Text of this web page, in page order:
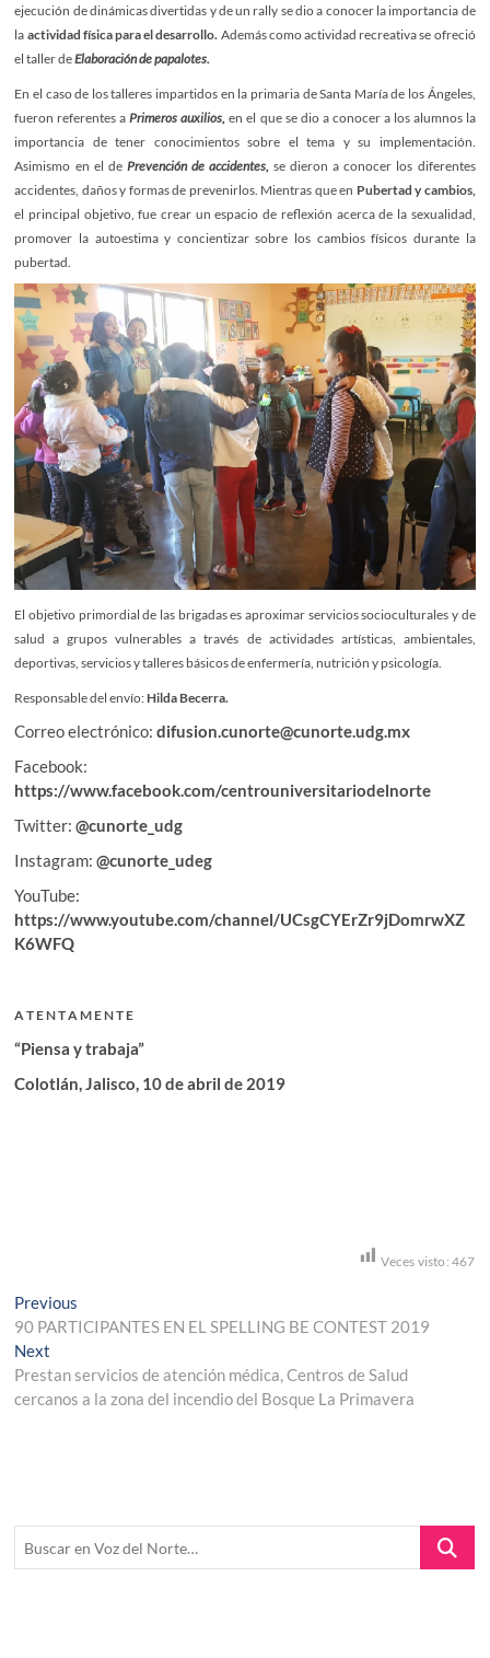
ejecución de dinámicas divertidas y de un rally se dio a conocer la importancia de
la actividad física para el desarrollo. Además como actividad recreativa se ofreció
el taller deElaboración de papalotes.
En el caso de los talleres impartidos en la primaria de Santa María de los Ángeles,
fueron referentes aPrimeros auxilios, en el que se dio a conocer a los alumnos la
importancia de tener conocimientos sobre el tema y su implementación.
Asimismo en el de Prevención de accidentes, se dieron a conocer los diferentes
accidentes, daños y formas de prevenirlos. Mientras que en Pubertad y cambios,
el principal objetivo, fue crear un espacio de reflexión acerca de la sexualidad,
promover la autoestima y concientizar sobre los cambios físicos durante la
pubertad.
El objetivo primordial de las brigadas es aproximar servicios socioculturales y de
salud a grupos vulnerables a través de actividades artísticas, ambientales,
deportivas, servicios y talleres básicos de enfermería, nutrición y psicología.
Responsable del envío: Hilda Becerra.
Correo electrónico:difusion.cunorte@cunorte.udg.mx
Facebook:
https://www.facebook.com/centrouniversitariodelnorte
Twitter:@cunorte_udg
Instagram:@cunorte_udeg
YouTube:
https://www.youtube.com/channel/UCsgCYErZr9jDomrwXZ
K6WFQ
A T E N T A M E N T E
“Piensa y trabaja”
Colotlán, Jalisco, 10 de abril de 2019
Veces visto: 467
Navegación
de
entradas
Previous
post:
90 PARTICIPANTES EN EL SPELLING BE CONTEST 2019
Next
post:
Prestan servicios de atención médica, Centros de Salud
cercanos a la zona del incendio del Bosque La Primavera
Buscar